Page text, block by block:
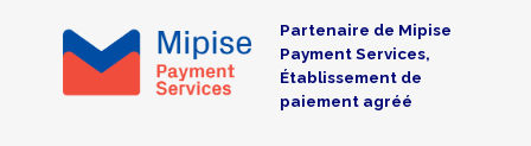
Partenaire de Mipise
Payment Services,
Établissement de
paiement agréé